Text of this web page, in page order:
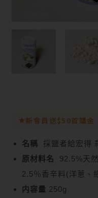
新會員送$50首購金
名稱 採鹽者給宏得
原材料名
92.5%天
2.5％香辛料(洋蔥、
内容量 250g